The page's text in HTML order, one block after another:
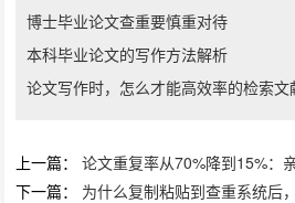
博士毕业论文查重要慎重对待
本科毕业论文的写作方法解析
论文写作时，怎么才能高效率的检索文
上一篇：论文重复率从70%降到15%：
下一篇： 为什么复制粘贴到查重系统后